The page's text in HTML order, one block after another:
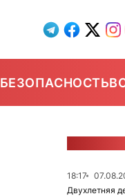
БЕЗОПАСНОСТЬ
18:17
Двухлетняя